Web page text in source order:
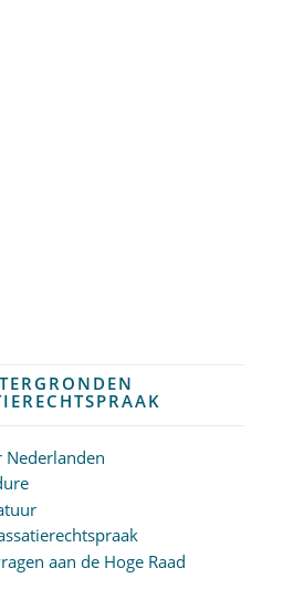
Nederlanden
aan de Hoge Raad